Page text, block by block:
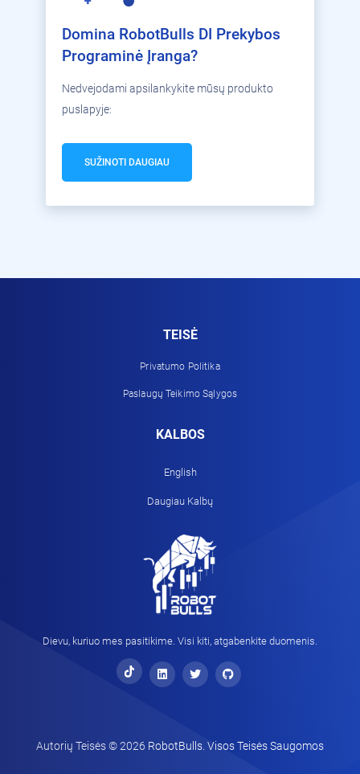
Domina RobotBulls DI Prekybos
Programinė Įranga?
Nedvejodami apsilankykite mūsų produkto
puslapyje:
SUŽINOTI DAUGIAU
TEISĖ
Privatumo Politika
Paslaugų Teikimo Sąlygos
KALBOS
English
Daugiau Kalbų
Dievu, kuriuo mes pasitikime. Visi kiti, atgabenkite duomenis.
Autorių Teisės ©2026 RobotBulls. Visos Teisės Saugomos